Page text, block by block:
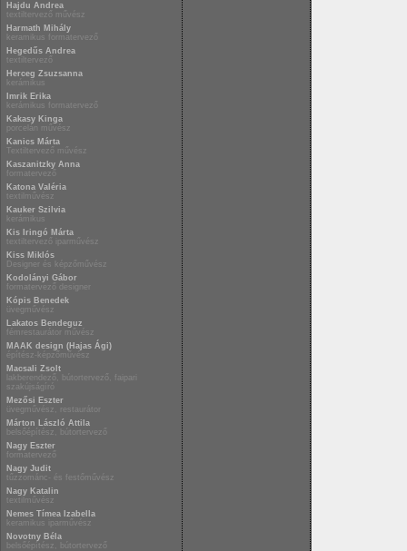
Hajdu Andrea
textiltervező művész
Harmath Mihály
keramikus formatervező
Hegedűs Andrea
textiltervező
Herceg Zsuzsanna
kerámikus
Imrik Erika
kerámikus formatervező
Kakasy Kinga
porcelán művész
Kanics Márta
Textiltervező művész
Kaszanitzky Anna
formatervező
Katona Valéria
textilművész
Kauker Szilvia
kerámikus
Kis Iringó Márta
textiltervező iparművész
Kiss Miklós
Designer és képzőművész
Kodolányi Gábor
formatervező designer
Kópis Benedek
üvegművész
Lakatos Bendeguz
fémrestaurátor művész
MAAK design (Hajas Ági)
építész-képzőművész
Macsali Zsolt
lakberendező, bútortervező, faipari
szakújságíró
Mezősi Eszter
üvegművész, restaurátor
Márton László Attila
belsőépítész, bútortervező
Nagy Eszter
formatervező
Nagy Judit
tűzzománc- és festőművész
Nagy Katalin
textilművész
Nemes Tímea Izabella
keramikus iparművész
Novotny Béla
belsőépítész, bútortervező